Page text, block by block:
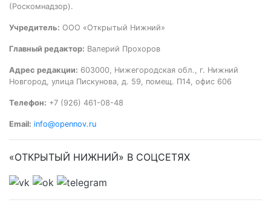
(Роскомнадзор).
Учредитель: ООО «Открытый Нижний»
Главный редактор: Валерий Прохоров
Адрес редакции: 603000, Нижегородская обл., г. Нижний
Новгород, улица Пискунова, д. 59, помещ. П14, офис 606
Телефон: +7 (926) 461-08-48
Email: info@opennov.ru
«ОТКРЫТЫЙ НИЖНИЙ» В СОЦСЕТЯХ